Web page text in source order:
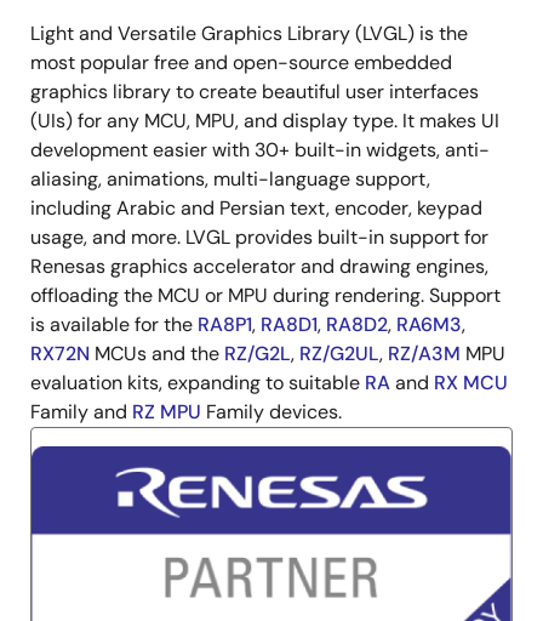
描
述
Light and Versatile Graphics Library (LVGL) is the
most popular free and open-source embedded
graphics library to create beautiful user interfaces
(UIs) for any MCU, MPU, and display type. It makes UI
development easier with 30+ built-in widgets, anti-
aliasing, animations, multi-language support,
including Arabic and Persian text, encoder, keypad
usage, and more. LVGL provides built-in support for
Renesas graphics accelerator and drawing engines,
offloading the MCU or MPU during rendering. Support
is available for the RA8P1, RA8D1, RA8D2, RA6M3,
RX72N MCUs and the RZ/G2L, RZ/G2UL, RZ/A3M MPU
evaluation kits, expanding to suitable RAand RX MCU
Family and RZ MPU Family devices.